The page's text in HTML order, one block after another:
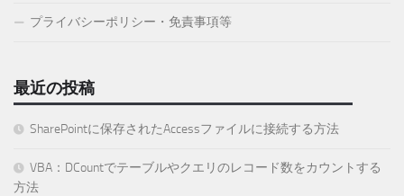
プライバシーポリシー・免責事項等
最近の投稿
SharePointに保存されたAccessファイルに接続する方法
VBA：DCountでテーブルやクエリのレコード数をカウントする
方法